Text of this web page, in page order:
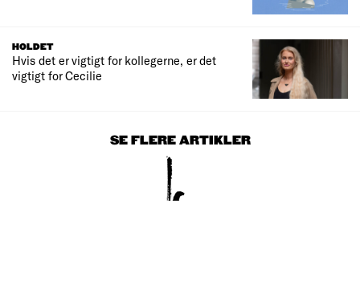
HOLDET
Hvis det er vigtigt for kollegerne, er det
vigtigt for Cecilie
SE FLERE ARTIKLER